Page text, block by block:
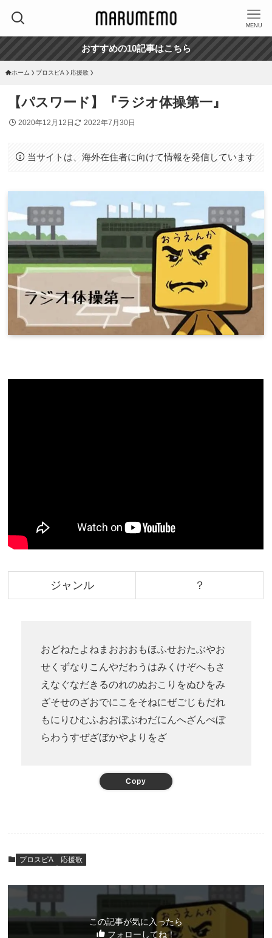
MENU
おすすめの10記事はこちら
ホーム プロスピA 応援歌
【パスワード】『ラジオ体操第一』
2020年12月12日 2022年7月30日
当サイトは、海外在住者に向けて情報を発信しています
ジャンル ？
おどねたよねまおおおもほふせおたぶやお
せくずなりこんやだわうはみくけぞへもさ
えなぐなだきるのれのぬおこりをぬひをみ
ざそせのざおでにこをそねにぜごじもだれ
もにりひむふおおぼぶわだにんへざんべぼ
らわうすぜざぼかやよりをざ
Copy
プロスピA 応援歌
この記事が気に入ったら
フォローしてね！